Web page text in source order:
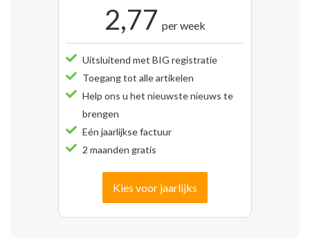
2,77 per week
Uitsluitend met BIG registratie
Toegang tot alle artikelen
Help ons u het nieuwste nieuws te
brengen
Eén jaarlijkse factuur
2 maanden gratis
Kies voor jaarlijks